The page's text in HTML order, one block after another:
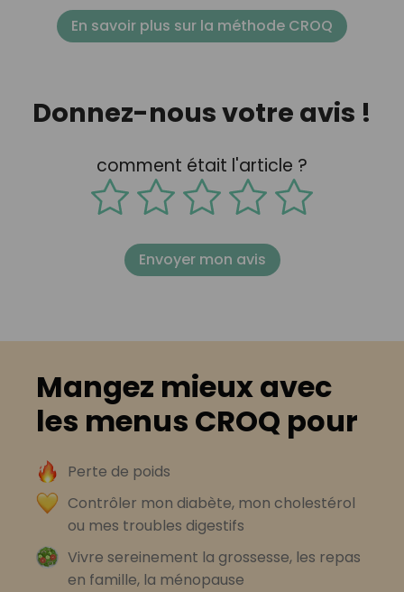
En savoir plus sur la méthode CROQ
Donnez-nous votre avis !
comment était l'article ?
Envoyer mon avis
Mangez mieux avec
les menus CROQ pour
Perte de poids
Contrôler mon diabète, mon cholestérol
ou mes troubles digestifs
Vivre sereinement la grossesse, les repas
en famille, la ménopause